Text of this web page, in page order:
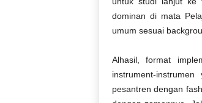
dominan di mata
umum sesuai
Alhasil, format i
instrument-instrumen
pesantren dengan